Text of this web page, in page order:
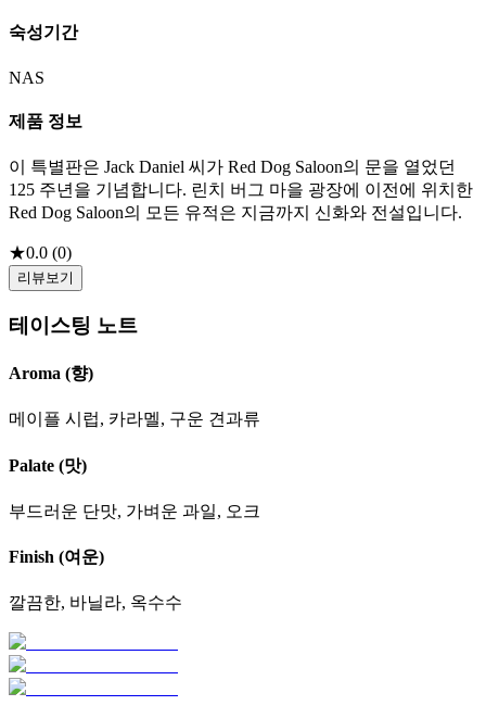
숙성기간
NAS
제품 정보
이 특별판은 Jack Daniel 씨가 Red Dog Saloon의 문을 열었던
125 주년을 기념합니다. 린치 버그 마을 광장에 이전에 위치한
Red Dog Saloon의 모든 유적은 지금까지 신화와 전설입니다.
★0.0 (0)
리뷰보기
테이스팅 노트
Aroma (향)
메이플 시럽, 카라멜, 구운 견과류
Palate (맛)
부드러운 단맛, 가벼운 과일, 오크
Finish (여운)
깔끔한, 바닐라, 옥수수